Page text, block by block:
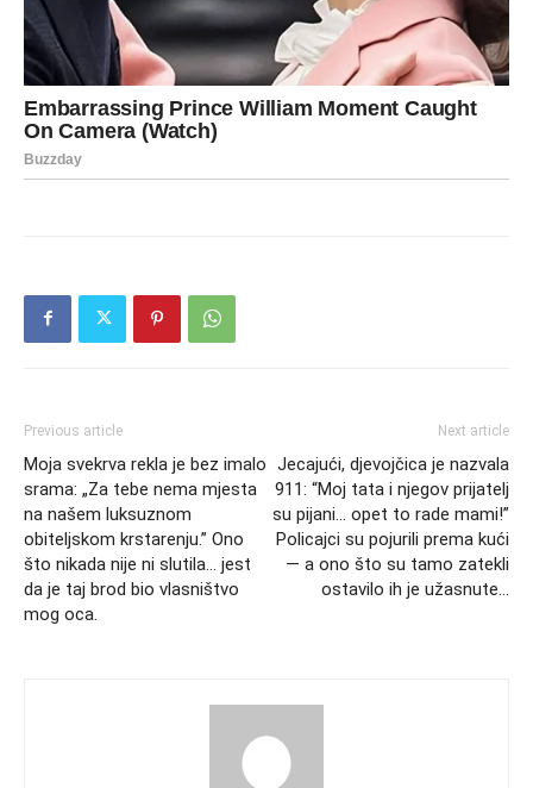
Previous article
Moja svekrva rekla je bez imalo
srama: „Za tebe nema mjesta
na našem luksuznom
obiteljskom krstarenju.” Ono
što nikada nije ni slutila… jest
da je taj brod bio vlasništvo
mog oca.
Next article
Jecajući, djevojčica je nazvala
911: “Moj tata i njegov prijatelj
su pijani… opet to rade mami!”
Policajci su pojurili prema kući
— a ono što su tamo zatekli
ostavilo ih je užasnute…